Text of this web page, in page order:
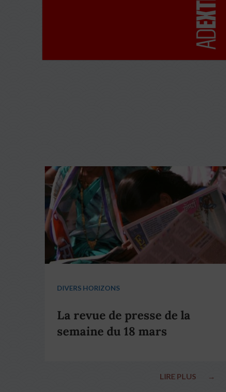
DIVERS HORIZONS
La revue de presse de la
semaine du 18 mars
LIRE PLUS →